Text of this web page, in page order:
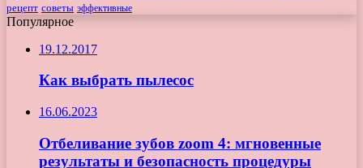
рецепт советы эффективные
Популярное
19.12.2017
Как выбрать пылесос
16.06.2023
Отбеливание зубов zoom 4: мгновенные
результаты и безопасность процедуры